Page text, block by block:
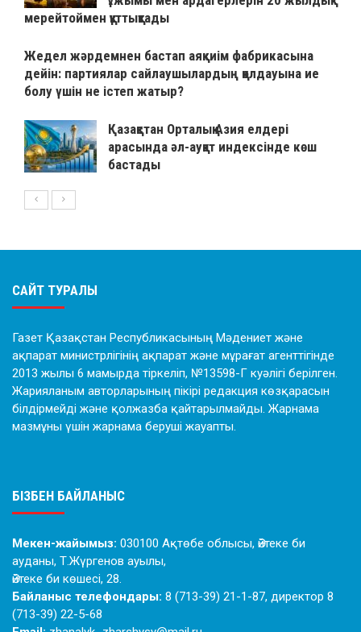
мерейтоймен құттықтады
Жедел жәрдемнен бастап аяқкиім фабрикасына
дейін: партиялар сайлаушылардың қолдауына ие
болу үшін не істеп жатыр?
Қазақстан Орталық Азия елдері
арасында әл-ауқат индексінде көш
бастады
САЙТ ТУРАЛЫ
Газет Қазақстан Республикасының Мәдениет және
ақпарат министрлігінің ақпарат және мұрағат агенттігінде
2013 жылы 6 мамырда тіркеліп, №13598-Г куәлігі берілген.
Жарияланым авторларының пікірі редакция көзқарасын
білдірмейді және қолжазба қайтарылмайды. Жарнама
мазмұны үшін жарнама беруші жауапты.
БІЗБЕН БАЙЛАНЫС
Мекен-жайымыз: 030100 Ақтөбе облысы, Әйтеке би
ауданы, Т.Жүргенов ауылы,
Әйтеке би көшесі, 28.
Байланыс телефондары: 8 (713-39) 21-1-87, директор 8
(713-39) 22-5-68